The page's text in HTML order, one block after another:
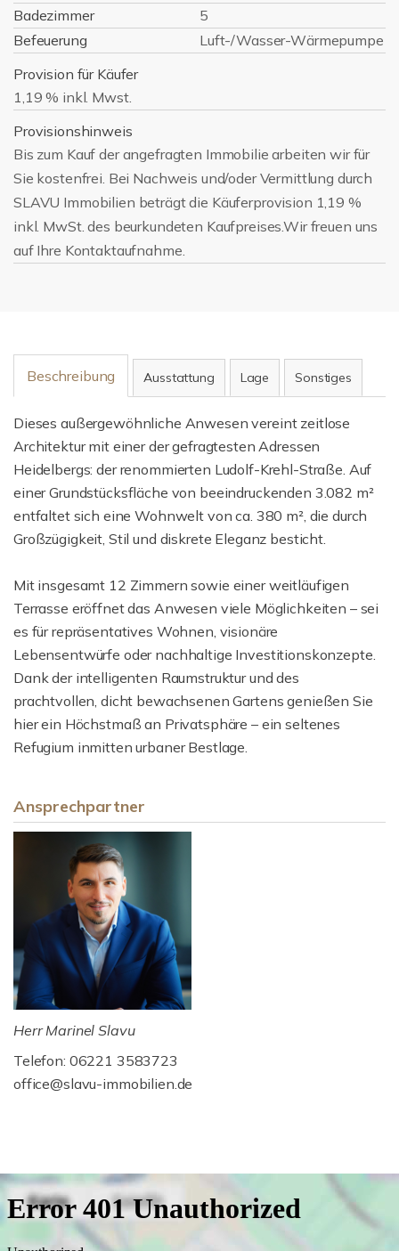
Badezimmer
5
Befeuerung
Luft-/Wasser-Wärmepumpe
Provision für Käufer
1,19 % inkl. Mwst.
Provisionshinweis
Bis zum Kauf der angefragten Immobilie arbeiten wir für
Sie kostenfrei. Bei Nachweis und/oder Vermittlung durch
SLAVU Immobilien beträgt die Käuferprovision 1,19 %
inkl. MwSt. des beurkundeten Kaufpreises.Wir freuen uns
auf Ihre Kontaktaufnahme.
Beschreibung Ausstattung Lage Sonstiges
Dieses außergewöhnliche Anwesen vereint zeitlose
Architektur mit einer der gefragtesten Adressen
Heidelbergs: der renommierten Ludolf-Krehl-Straße. Auf
einer Grundstücksfläche von beeindruckenden 3.082 m²
entfaltet sich eine Wohnwelt von ca. 380 m², die durch
Großzügigkeit, Stil und diskrete Eleganz besticht.
Mit insgesamt 12 Zimmern sowie einer weitläufigen
Terrasse eröffnet das Anwesen viele Möglichkeiten – sei
es für repräsentatives Wohnen, visionäre
Lebensentwürfe oder nachhaltige Investitionskonzepte.
Dank der intelligenten Raumstruktur und des
prachtvollen, dicht bewachsenen Gartens genießen Sie
hier ein Höchstmaß an Privatsphäre – ein seltenes
Refugium inmitten urbaner Bestlage.
Ansprechpartner
Herr Marinel Slavu
Telefon: 06221 3583723
office@slavu-immobilien.de